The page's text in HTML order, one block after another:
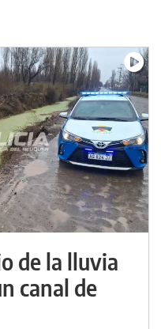
de la lluvia
canal de